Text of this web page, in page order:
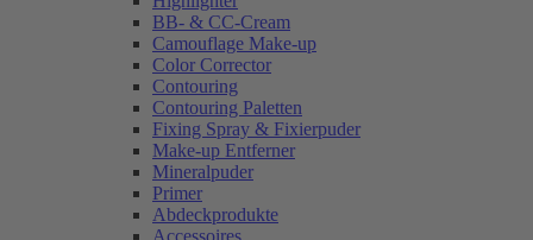
BB- & CC-Cream
Camouflage Make-up
Color Corrector
Contouring
Contouring Paletten
Fixing Spray & Fixierpuder
Make-up Entferner
Mineralpuder
Primer
Abdeckprodukte
Accessoires